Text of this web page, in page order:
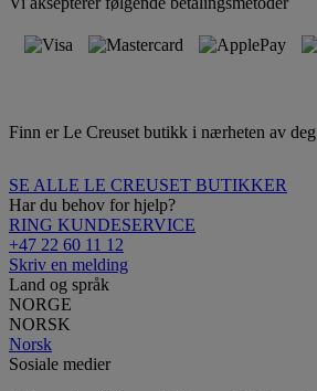
Finn er Le Creuset butikk i nærheten av deg
SE ALLE LE CREUSET BUTIKKER
Har du behov for hjelp?
RING KUNDESERVICE
+47 22 60 11 12
Skriv en melding
Land og språk
NORGE
NORSK
Norsk
Sosiale medier